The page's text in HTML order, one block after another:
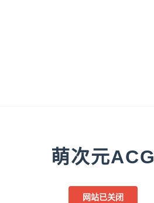
萌次元ACG
网站已关闭